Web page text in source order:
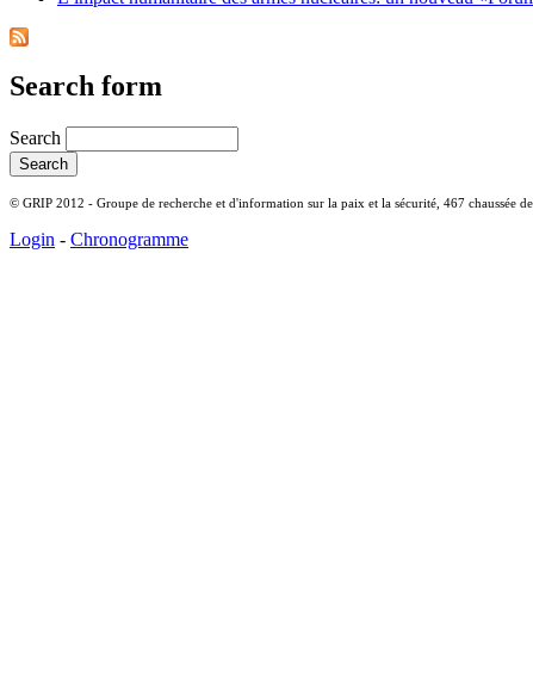
Search form
Search
© GRIP 2012 - Groupe de recherche et d'information sur la paix et la sécurité, 467 chaussée
Login - Chronogramme